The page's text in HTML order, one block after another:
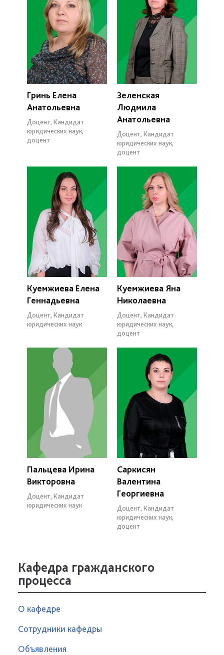
Гринь Елена
Анатольевна
Доцент, Кандидат
юридических наук,
доцент
Зеленская
Людмила
Анатольевна
Доцент, Кандидат
юридических наук,
доцент
Куемжиева Елена
Геннадьевна
Доцент, Кандидат
юридических наук
Куемжиева Яна
Николаевна
Доцент, Кандидат
юридических наук,
доцент
Пальцева Ирина
Викторовна
Доцент, Кандидат
юридических наук
Саркисян
Валентина
Георгиевна
Доцент, Кандидат
юридических наук,
доцент
Кафедра гражданского
процесса
О кафедре
Сотрудники кафедры
Объявления